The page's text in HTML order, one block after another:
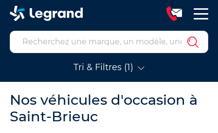
Tri & Filtres (1)
Nos véhicules d'occasion à
Saint-Brieuc